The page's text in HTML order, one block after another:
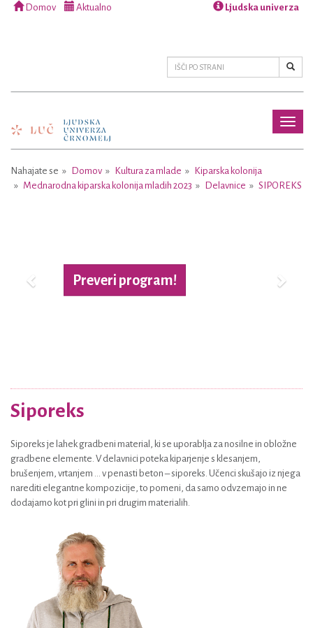
Domov Aktualno Ljudska univerza
Nahajate se Domov Kultura za mlade
Kiparska kolonija
Mednarodna kiparska kolonija mladih 2023
Delavnice SIPOREKS
Siporeks
Siporeks je lahek gradbeni material, ki se uporablja za nosilne in obložne
gradbene elemente. V delavnici poteka kiparjenje s klesanjem,
brušenjem, vrtanjem ... v penasti beton – siporeks. Učenci skušajo iz njega
narediti elegantne kompozicije, to pomeni, da samo odvzemajo in ne
dodajamo kot pri glini in pri drugim materialih.